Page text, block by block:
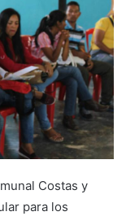
Costas y
para los